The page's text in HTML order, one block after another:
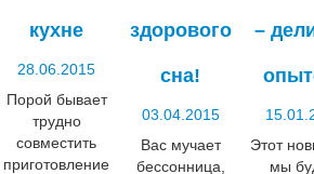
кухне
28.06.2015
Порой бывает
трудно
совместить
приготовление
здорового
сна!
03.04.2015
Вас мучает
бессонница,
–
Этот
мы